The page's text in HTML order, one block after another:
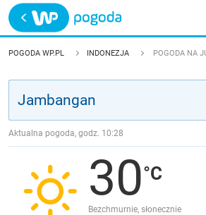
Trwa ładowanie
POLSKA
JAKOŚĆ POWIETRZA
POGODA WP.PL INDONEZJA POGODA NA
Aktualna pogoda, godz. 10:28
30
Bezchmurnie, słonecznie